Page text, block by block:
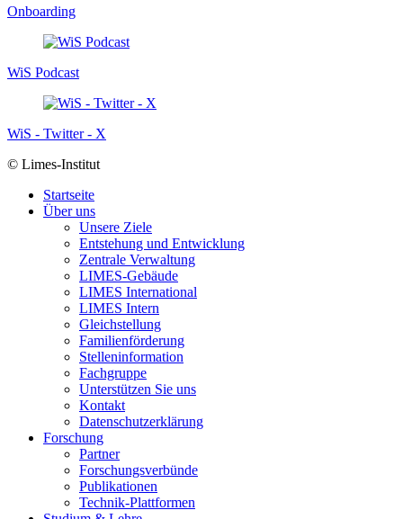
Onboarding
WiS Podcast
WiS - Twitter - X
© Limes-Institut
Startseite
Über uns
Unsere Ziele
Entstehung und Entwicklung
Zentrale Verwaltung
LIMES-Gebäude
LIMES International
LIMES Intern
Gleichstellung
Familienförderung
Stelleninformation
Fachgruppe
Unterstützen Sie uns
Kontakt
Datenschutzerklärung
Forschung
Partner
Forschungsverbünde
Publikationen
Technik-Plattformen